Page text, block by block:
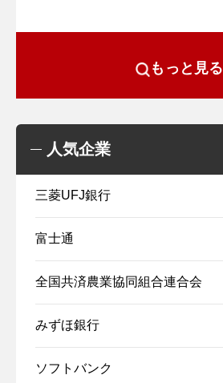
もっと見る
人気企業
三菱UFJ銀行
富士通
全国共済農業協同組合連合会
みずほ銀行
ソフトバンク